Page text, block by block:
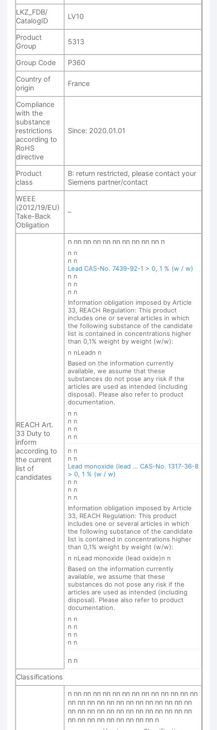
LKZ_FDB/
CatalogID
LV10
Product
Group
5313
Group Code
P360
Country of
origin
France
Compliance
with the
substance
restrictions
according to
RoHS
directive
Since: 2020.01.01
Product
class
B: return restricted, please contact your
Siemens partner/contact
WEEE
(2012/19/EU)
Take-Back
Obligation
–
REACH Art.
33 Duty to
inform
according to
the current
list of
candidates
n nn nn nn nn nn nn nn nn nn n
n n
n n
Lead CAS-No. 7439-92-1 > 0, 1 % (w / w)
n n
n n
n n
Information obligation imposed by Article
33, REACH Regulation: This product
includes one or several articles in which
the following substance of the candidate
list is contained in concentrations higher
than 0,1% weight by weight (w/w):
n nLeadn n
Based on the information currently
available, we assume that these
substances do not pose any risk if the
articles are used as intended (including
disposal). Please also refer to product
documentation.
n n
n n
n n
n n
n n
n n
Lead monoxide (lead … CAS-No. 1317-36-8
> 0, 1 % (w / w)
n n
n n
n n
Information obligation imposed by Article
33, REACH Regulation: This product
includes one or several articles in which
the following substance of the candidate
list is contained in concentrations higher
than 0,1% weight by weight (w/w):
n nLead monoxide (lead oxide)n n
Based on the information currently
available, we assume that these
substances do not pose any risk if the
articles are used as intended (including
disposal). Please also refer to product
documentation.
n n
n n
n n
n n
n n
Classifications
n nn nn nn nn nn nn nn nn nn nn nn nn nn
nn nn nn nn nn nn nn nn nn nn nn nn nn
nn nn nn nn nn nn nn nn nn nn nn nn nn
nn nn nn nn nn nn nn nn nn n